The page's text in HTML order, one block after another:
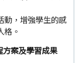
動，增強學生的感
格。
方案及學習成果